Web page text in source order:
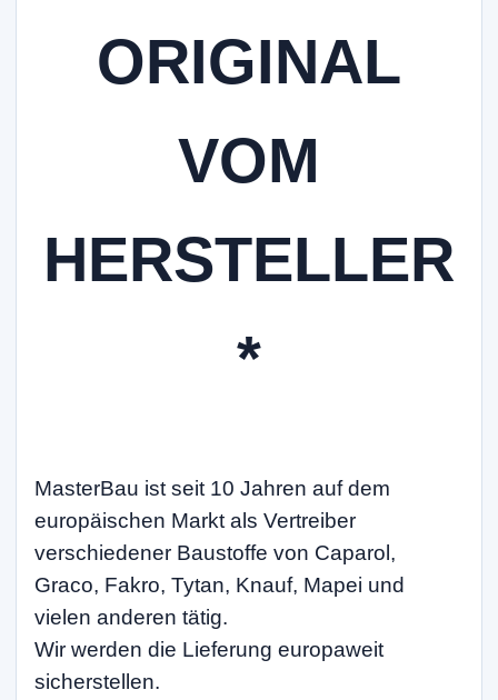
ORIGINAL
VOM
HERSTELLER
*
MasterBau ist seit 10 Jahren auf dem
europäischen Markt als Vertreiber
verschiedener Baustoffe von Caparol,
Graco, Fakro, Tytan, Knauf, Mapei und
vielen anderen tätig.
Wir werden die Lieferung europaweit
sicherstellen.